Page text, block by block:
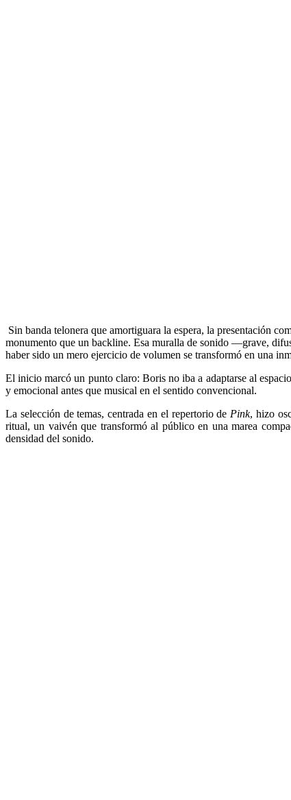
Sin banda telonera que amortiguara la espera, la presentación
monumento que un backline. Esa muralla de sonido —grave,
haber sido un mero ejercicio de volumen se transformó en una
El inicio marcó un punto claro: Boris no iba a adaptarse al
y emocional antes que musical en el sentido convencional.
La selección de temas, centrada en el repertorio de Pink, hizo
ritual, un vaivén que transformó al público en una marea
densidad del sonido.